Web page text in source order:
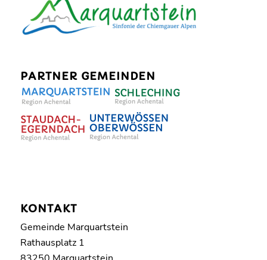
PARTNER GEMEINDEN
KONTAKT
Gemeinde Marquartstein
Rathausplatz 1